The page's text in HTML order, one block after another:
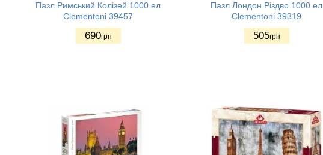
Пазл Римський Колізей 1000 ел
Clementoni 39457
690грн
Пазл Лондон Різдво 1000 ел
Clementoni 39319
505грн